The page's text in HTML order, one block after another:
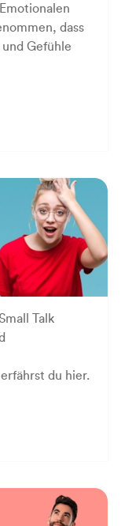
dass
Gefühle
Talk
du hier.